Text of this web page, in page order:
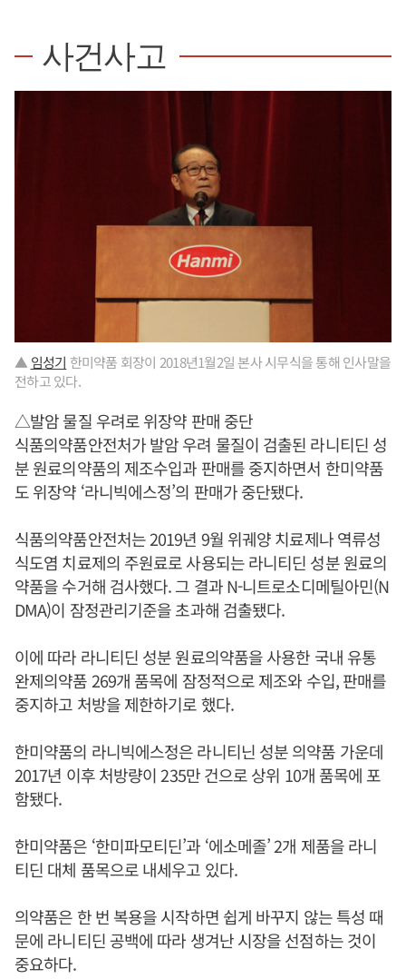
사건사고
▲ 임성기 한미약품 회장이 2018년1월2일 본사 시무식을 통해 인사말을
전하고 있다.
△발암 물질 우려로 위장약 판매 중단
식품의약품안전처가 발암 우려 물질이 검출된 라니티딘 성
분 원료의약품의 제조수입과 판매를 중지하면서 한미약품
도 위장약 ‘라니빅에스정’의 판매가 중단됐다.
식품의약품안전처는 2019년 9월 위궤양 치료제나 역류성
식도염 치료제의 주원료로 사용되는 라니티딘 성분 원료의
약품을 수거해 검사했다. 그 결과 N-니트로소디메틸아민(N
DMA)이 잠정관리기준을 초과해 검출됐다.
이에 따라 라니티딘 성분 원료의약품을 사용한 국내 유통
완제의약품 269개 품목에 잠정적으로 제조와 수입, 판매를
중지하고 처방을 제한하기로 했다.
한미약품의 라니빅에스정은 라니티닌 성분 의약품 가운데
2017년 이후 처방량이 235만 건으로 상위 10개 품목에 포
함됐다.
한미약품은 ‘한미파모티딘’과 ‘에소메졸’ 2개 제품을 라니
티딘 대체 품목으로 내세우고 있다.
의약품은 한 번 복용을 시작하면 쉽게 바꾸지 않는 특성 때
문에 라니티딘 공백에 따라 생겨난 시장을 선점하는 것이
중요하다.